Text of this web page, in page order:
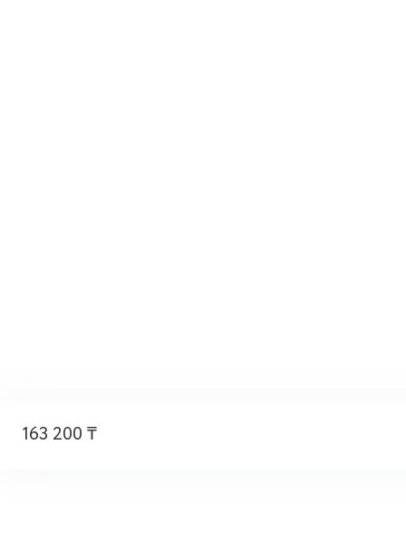
163 200 ₸